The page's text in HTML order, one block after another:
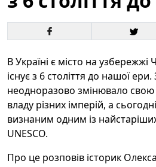
В Україні є місто на
існує з 6 століття до нашої
неодноразово змінювало свою
владу різних імперій, а
визнаним одним із
UNESCO.
Про це розповів історик